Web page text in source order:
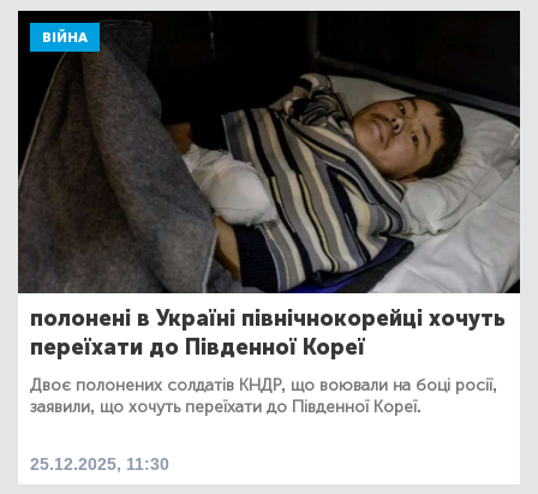
ВІЙНА
полонені в Україні північнокорейці хочуть
переїхати до Південної Кореї
Двоє полонених солдатів КНДР, що воювали на боці росії,
заявили, що хочуть переїхати до Південної Кореї.
25.12.2025, 11:30